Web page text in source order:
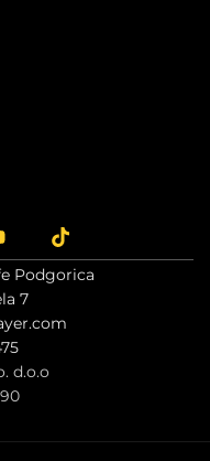
Podgorica
7
d.o.o